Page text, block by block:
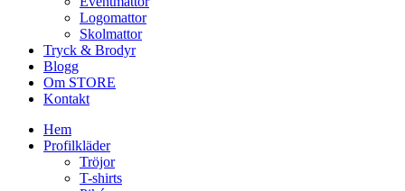
Logomattor
Skolmattor
Tryck & Brodyr
Blogg
Om STORE
Kontakt
Hem
Profilkläder
Tröjor
T-shirts